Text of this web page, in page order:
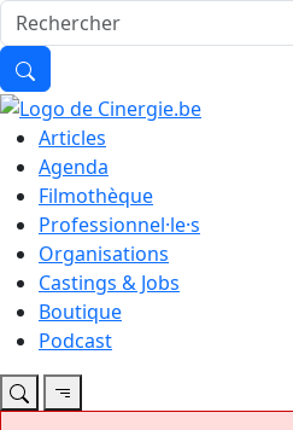
Articles
Agenda
Filmothèque
Professionnel·le·s
Organisations
Castings & Jobs
Boutique
Podcast